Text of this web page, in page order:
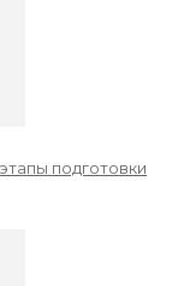
подготовки